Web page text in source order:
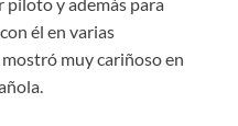
él en varias
muy cariñoso en